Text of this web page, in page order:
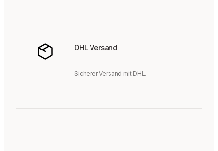
DHL Versand
Sicherer Versand mit DHL.